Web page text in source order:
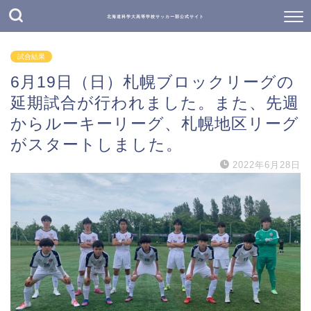
北海道科学大高等学校サッカー部公式サイト
試合結果
6月19日（日）札幌ブロックリーグの
延期試合が行われました。また、先週
からルーキーリーグ、札幌地区リーグ
がスタートしました。
2022年6月28日